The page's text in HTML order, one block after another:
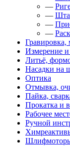
—
—
—
—
Гравировка,
Измерение
Литьё,
Насадки на
Оптика
Отмывка,
Пайка,
Прокатка и
Рабочее
Ручной